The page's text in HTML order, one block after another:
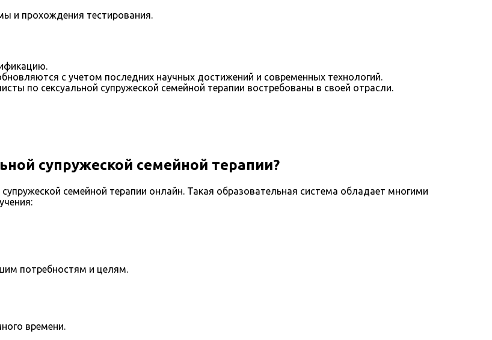
и прохождения тестирования.
с учетом последних научных достижений и современных технологий.
по сексуальной супружеской семейной терапии востребованы в своей отрасли.
супружеской семейной терапии?
семейной терапии онлайн. Такая образовательная система обладает многими
потребностям и целям.
времени.